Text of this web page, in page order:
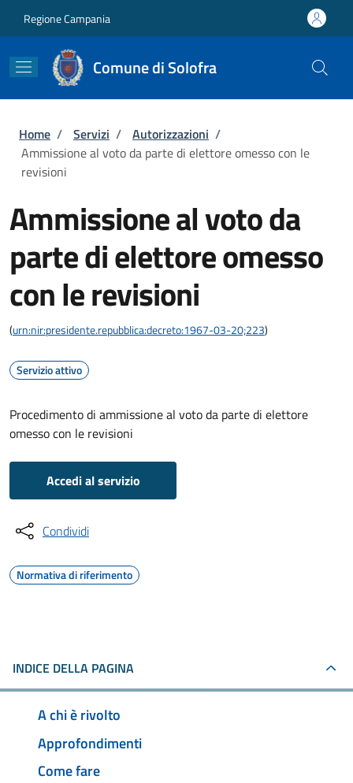
Regione Campania
Comune di Solofra
Briciole di pane
Home / Servizi / Autorizzazioni /
Ammissione al voto da parte di elettore omesso con le
revisioni
Ammissione al voto da
parte di elettore omesso
con le revisioni
(urn:nir:presidente.repubblica:decreto:1967-03-20;223)
Servizio attivo
Procedimento di ammissione al voto da parte di elettore
omesso con le revisioni
Accedi al servizio
Condividi
Normativa di riferimento
INDICE DELLA PAGINA
A chi è rivolto
Approfondimenti
Come fare